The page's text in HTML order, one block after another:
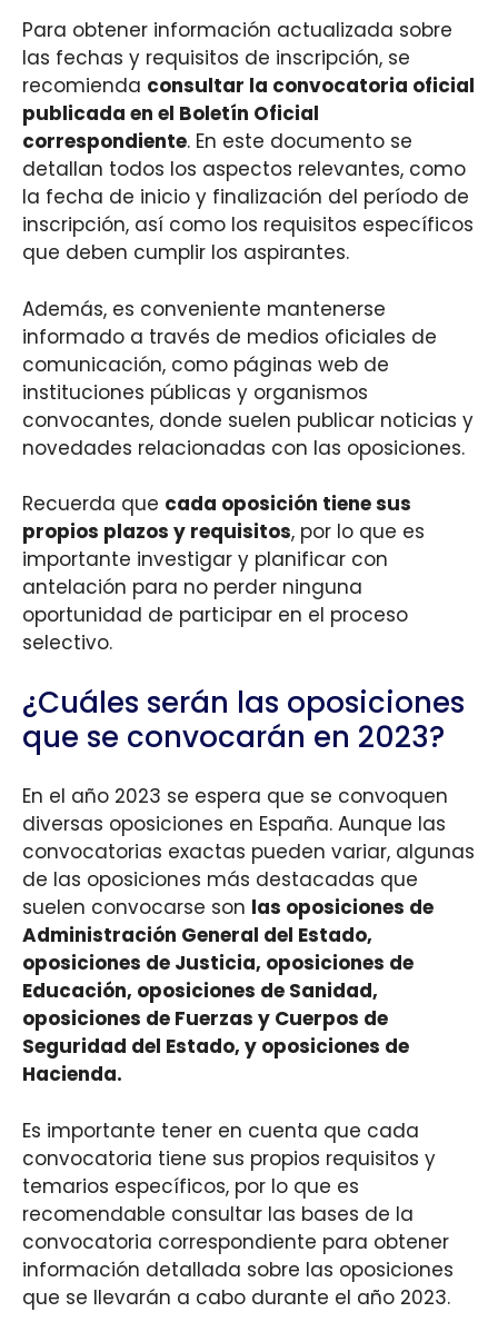
Para obtener información actualizada sobre
las fechas y requisitos de inscripción, se
recomienda consultar la convocatoria oficial
publicada en el Boletín Oficial
correspondiente. En este documento se
detallan todos los aspectos relevantes, como
la fecha de inicio y finalización del período de
inscripción, así como los requisitos específicos
que deben cumplir los aspirantes.
Además, es conveniente mantenerse
informado a través de medios oficiales de
comunicación, como páginas web de
instituciones públicas y organismos
convocantes, donde suelen publicar noticias y
novedades relacionadas con las oposiciones.
Recuerda que cada oposición tiene sus
propios plazos y requisitos, por lo que es
importante investigar y planificar con
antelación para no perder ninguna
oportunidad de participar en el proceso
selectivo.
¿Cuáles serán las oposiciones
que se convocarán en 2023?
En el año 2023 se espera que se convoquen
diversas oposiciones en España. Aunque las
convocatorias exactas pueden variar, algunas
de las oposiciones más destacadas que
suelen convocarse son las oposiciones de
Administración General del Estado,
oposiciones de Justicia, oposiciones de
Educación, oposiciones de Sanidad,
oposiciones de Fuerzas y Cuerpos de
Seguridad del Estado, y oposiciones de
Hacienda.
Es importante tener en cuenta que cada
convocatoria tiene sus propios requisitos y
temarios específicos, por lo que es
recomendable consultar las bases de la
convocatoria correspondiente para obtener
información detallada sobre las oposiciones
que se llevarán a cabo durante el año 2023.